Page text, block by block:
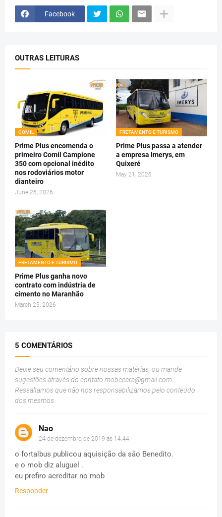
Facebook
OUTRAS LEITURAS
COMIL
Prime Plus encomenda o
primeiro Comil Campione
350 com opcional inédito
nos rodoviários motor
dianteiro
June 26, 2026
FRETAMENTO E TURISMO
Prime Plus passa a atender
a empresa Imerys, em
Quixeré
May 21, 2026
FRETAMENTO E TURISMO
Prime Plus ganha novo
contrato com indústria de
cimento no Maranhão
March 25, 2026
5 COMENTÁRIOS
Deixe seu comentário sobre nossas matérias, ou mande
sugestões através do contato mobceara@gmail.com
Ressaltamos que não nos responsabilizamos pelo conteúdo
dos mesmos.
Nao
24 de dezembro de 2019 às 14:44
o fortalbus publicou aquisição da são Benedito.
e o mob diz aluguel .
eu prefiro acreditar no mob
Responder